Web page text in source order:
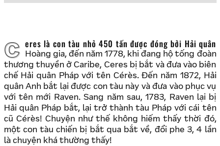
Ceres là con tàu nhỏ 450 tấn được đóng bởi Hải quân
Hoàng gia, đến năm 1778, khi đang hộ tống đoàn
thương thuyền ở Caribe, Ceres bị bắt và đưa vào biên
chế Hải quân Pháp với tên Cérès. Đến năm 1872, Hải
quân Anh bắt lại được con tàu này và đưa vào phục vụ
với tên mới Raven. Sang năm sau, 1783, Raven lại bị
Hải quân Pháp bắt, lại trở thành tàu Pháp với cái tên
cũ Cérès! Chuyện như thế không hiếm thấy thời đó,
một con tàu chiến bị bắt qua bắt về, đổi phe 3, 4 lần
là chuyện khá thường thấy!